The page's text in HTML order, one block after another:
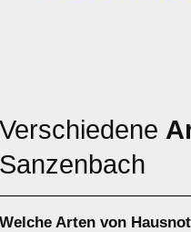
Verschiedene
Sanzenbach
Welche Arten von